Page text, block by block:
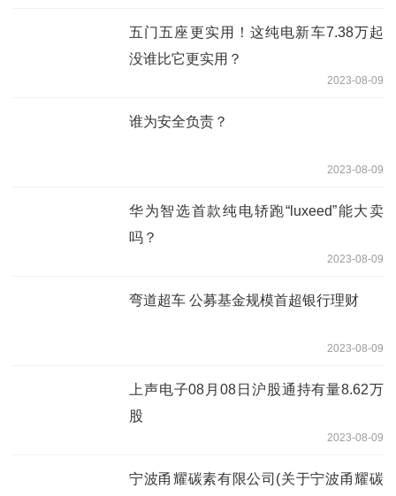
五门五座更实用！这纯电新车7.38万起
没谁比它更实用？
2023-08-09
谁为安全负责？
2023-08-09
华为智选首款纯电轿跑“luxeed”能大卖
吗？
2023-08-09
弯道超车 公募基金规模首超银行理财
2023-08-09
上声电子08月08日沪股通持有量8.62万
股
2023-08-09
宁波甬耀碳素有限公司(关于宁波甬耀碳